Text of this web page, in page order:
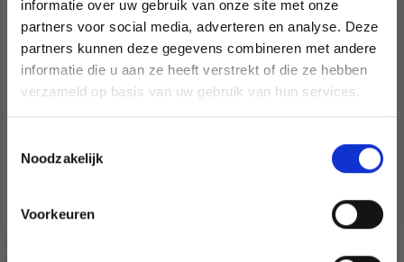
informatie over uw gebruik van onze site met onze
partners voor social media, adverteren en analyse. Deze
partners kunnen deze gegevens combineren met andere
informatie die u aan ze heeft verstrekt of die ze hebben
verzameld op basis van uw gebruik van hun services.
Noodzakelijk
Voorkeuren
256-12 BOHO BREEZE
BAG BY DROPS DESIGN
256-2 BLOCK PARTY
BLANKET BY DROPS
DESIGN
Ajouter au panier
Économisez jusqu'à 50 %
Soyez le premier à connaître nos soldes et